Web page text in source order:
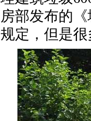
房部发布的
规定，但是